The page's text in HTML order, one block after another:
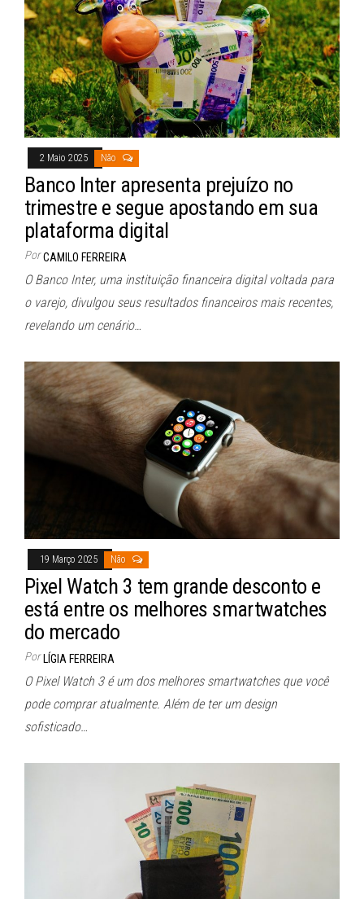
2 Maio 2025 Não
Banco Inter apresenta prejuízo no
trimestre e segue apostando em sua
plataforma digital
Por CAMILO FERREIRA
O Banco Inter, uma instituição financeira digital voltada para
o varejo, divulgou seus resultados financeiros mais recentes,
revelando um cenário…
19 Março 2025 Não
Pixel Watch 3 tem grande desconto e
está entre os melhores smartwatches
do mercado
Por LÍGIA FERREIRA
O Pixel Watch 3 é um dos melhores smartwatches que você
pode comprar atualmente. Além de ter um design
sofisticado…